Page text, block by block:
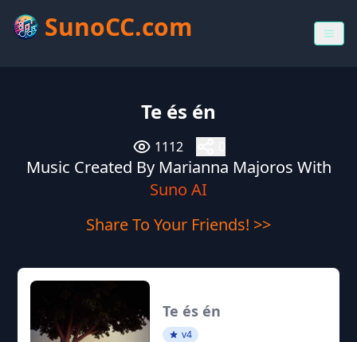
SunoCC.com
Te és én
1112
Music Created By Marianna Majoros With
Suno AI
Share To Your Friends! >>
Te és én
v4